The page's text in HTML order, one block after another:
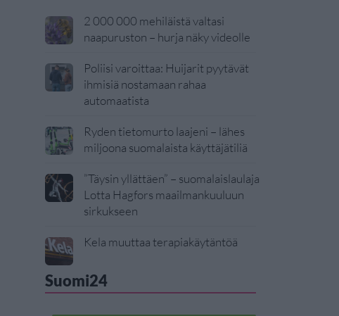
2 000 000 mehiläistä valtasi
naapuruston – hurja näky videolle
Poliisi varoittaa: Huijarit pyytävät
ihmisiä nostamaan rahaa
automaatista
Ryden tietomurto laajeni – lähes
miljoona suomalaista käyttäjätiliä
”Täysin yllättäen” – suomalaislaulaja
Lotta Hagfors maailmankuuluun
sirkukseen
Kela muuttaa terapiakäytäntöä
Suomi24